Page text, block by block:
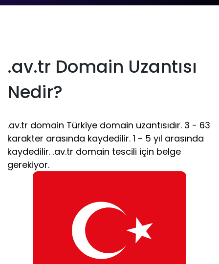
.av.tr Domain Uzantısı
Nedir?
.av.tr domain Türkiye domain uzantısıdır. 3 - 63
karakter arasında kaydedilir. 1 - 5 yıl arasında
kaydedilir. .av.tr domain tescili için belge
gerekiyor.